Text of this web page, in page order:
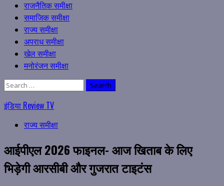
Primary
Menu
राजनैतिक समीक्षा
समाजिक समीक्षा
राज्य समीक्षा
अपराध समीक्षा
खेल समीक्षा
मनोरंजन समीक्षा
Search
इंडिया Review TV
राज्य समीक्षा
आईपीएल 2026 फाइनल- आज खिताब के लिए
भिड़ेगी आरसीबी और गुजरात टाइटंस